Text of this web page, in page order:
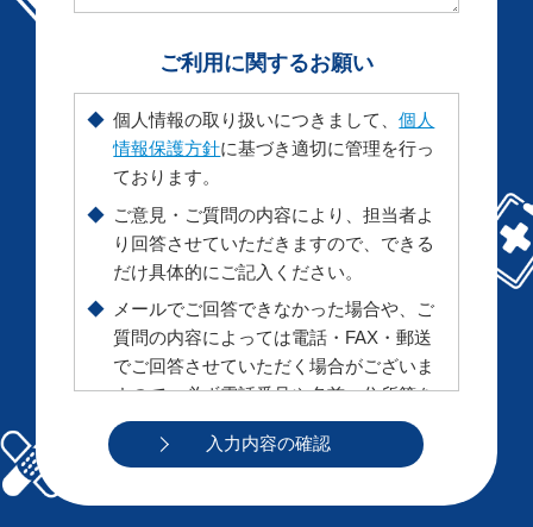
ご利用に関するお願い
◆ 個人情報の取り扱いにつきまして、個人
情報保護方針に基づき適切に管理を行っ
ております。
◆ ご意見・ご質問の内容により、担当者よ
り回答させていただきますので、できる
だけ具体的にご記入ください。
◆
メールでご回答できなかった場合や、ご
質問の内容によっては電話・FAX・郵送
でご回答させていただく場合がございま
すので、必ず電話番号や名前、住所等を
ご記入ください。（ *印は必須項目です
ので必ずご記入ください。）